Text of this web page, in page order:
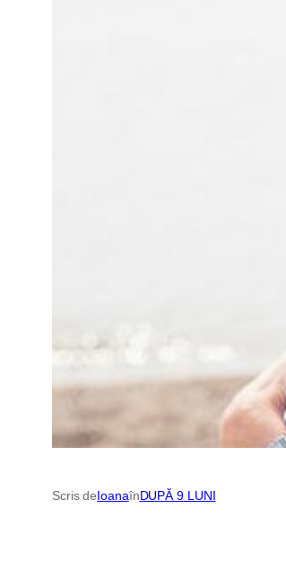
Scris deIoanaînDUPĂ 9 LUNI